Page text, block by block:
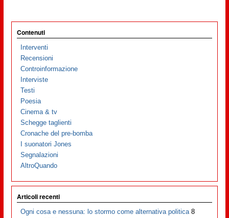
Contenuti
Interventi
Recensioni
Controinformazione
Interviste
Testi
Poesia
Cinema & tv
Schegge taglienti
Cronache del pre-bomba
I suonatori Jones
Segnalazioni
AltroQuando
Articoli recenti
Ogni cosa e nessuna: lo stormo come alternativa politica 8